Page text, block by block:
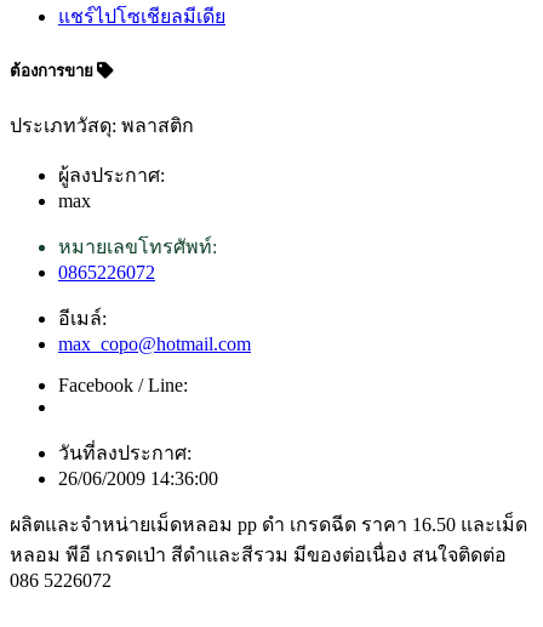
แชร์ไปโซเชียลมีเดีย
ต้องการขาย
ประเภทวัสดุ: พลาสติก
ผู้ลงประกาศ:
max
หมายเลขโทรศัพท์:
0865226072
อีเมล์:
max_copo@hotmail.com
Facebook / Line:
วันที่ลงประกาศ:
26/06/2009 14:36:00
ผลิตและจำหน่ายเม็ดหลอม pp ดำ เกรดฉีด ราคา 16.50 และเม็ด
หลอม พีอี เกรดเป่า สีดำและสีรวม มีของต่อเนื่อง สนใจติดต่อ
086 5226072